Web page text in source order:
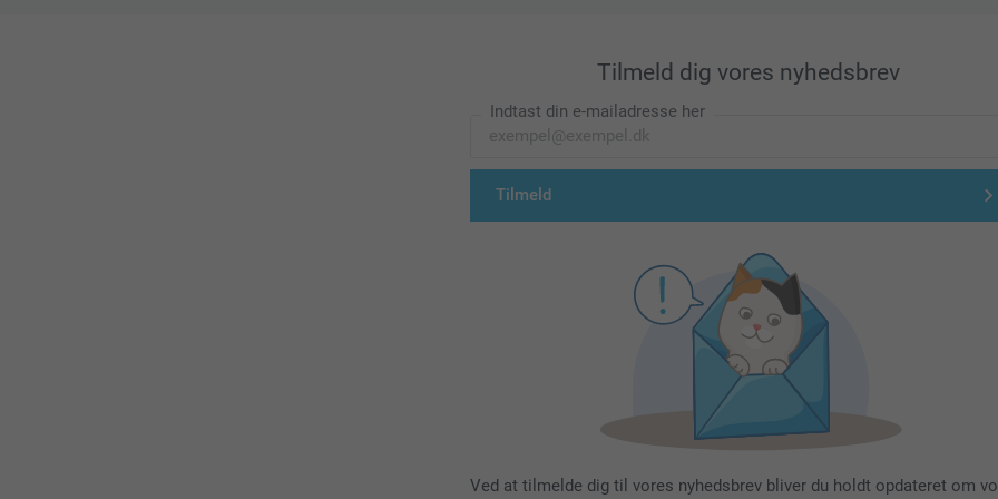
Tilmeld dig vores nyhedsbrev
Indtast din e-mailadresse her
Tilmeld
Ved at tilmelde dig til vores nyhedsbrev bliver du holdt opdateret om